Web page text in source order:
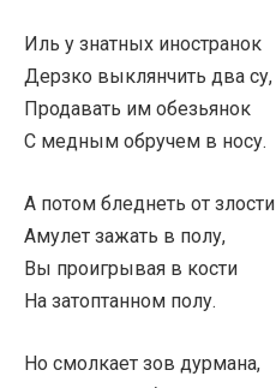
Иль у знатных иностранок
Дерзко выклянчить два су,
Продавать им обезьянок
С медным обручем в носу.
А потом бледнеть от злости
Амулет зажать в полу,
Вы проигрывая в кости
На затоптанном полу.
Но смолкает зов дурмана,